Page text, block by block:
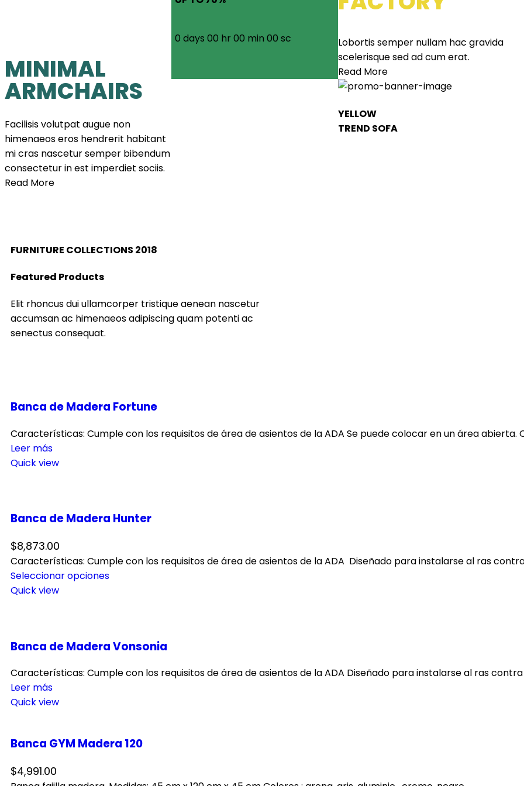
MINIMAL
ARMCHAIRS
Facilisis volutpat augue non
himenaeos eros hendrerit habitant
mi cras nascetur semper bibendum
consectetur in est imperdiet sociis.
Read More
0 days 00 hr00 min 00 sc
Lobortis semper nullam hac gravida
scelerisque sed ad cum erat.
Read More
YELLOW
TREND SOFA
FURNITURE COLLECTIONS 2018
Featured Products
Elit rhoncus dui ullamcorper tristique aenean nascetur
accumsan ac himenaeos adipiscing quam potenti ac
senectus consequat.
Banca de Madera Fortune
Características: Cumple con los requisitos de área de asientos de la ADA Se puede colocar en un área abierta.
Leer más
Quick view
Banca de Madera Hunter
$8,873.00
Características: Cumple con los requisitos de área de asientos de la ADA Diseñado para instalarse al ras
Seleccionar opciones
Quick view
Banca de Madera Vonsonia
Características: Cumple con los requisitos de área de asientos de la ADA Diseñado para instalarse al ras
Leer más
Quick view
Banca GYM Madera 120
$4,991.00